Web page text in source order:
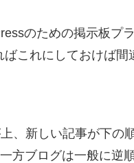
のための掲示板プ
これにしておけば間
、新しい記事が下の
方ブログは一般に逆